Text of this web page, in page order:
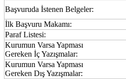
Başvuruda İstenen Belgeler:
İlk Başvuru Makamı:
Paraf Listesi:
Kurumun Varsa Yapması
Gereken İç Yazışmalar:
Kurumun Varsa Yapması
Gereken Dış Yazışmalar: